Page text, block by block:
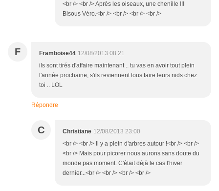
<br /> <br /> Après les oiseaux, une chenille !!!
Bisous Véro.<br /> <br /> <br /> <br />
F Framboise44 12/08/2013 08:21
ils sont tirés d'affaire maintenant .. tu vas en avoir tout plein
l'année prochaine, s'ils reviennent tous faire leurs nids chez
toi .. LOL
Répondre
C Christiane 12/08/2013 23:00
<br /> <br /> Il y a plein d'arbres autour !<br /> <br />
<br /> Mais pour picorer nous aurons sans doute du
monde pas moment. C'était déjà le cas l'hiver
dernier...<br /> <br /> <br /> <br />